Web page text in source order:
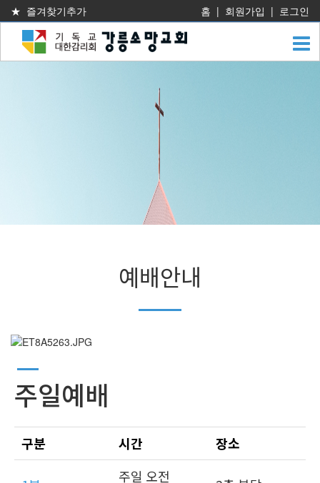
★ 즐겨찾기추가 홈 | 회원가입 | 로그인
예배안내
주일예배
구분 시간 장소
주일 오전